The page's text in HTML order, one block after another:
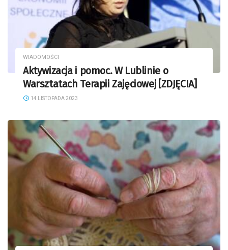
WIADOMOŚCI
Aktywizacja i pomoc. W Lublinie o
Warsztatach Terapii Zajęciowej [ZDJĘCIA]
14 LISTOPADA 2023